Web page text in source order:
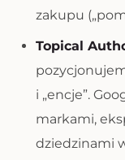
zakupu
Topical
i „encje”.
markami,
dziedzinami